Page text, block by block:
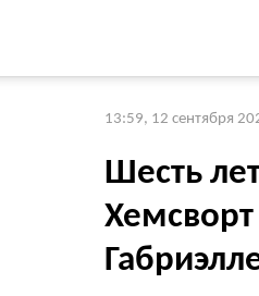
13:59, 12 сентября
Шесть